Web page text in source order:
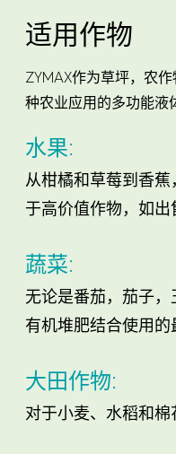
适用作物
ZYMAX作为草坪，农
种农业应用的多功能液
水果:
从柑橘和草莓到香
于高价值作物，如
蔬菜:
无论是番茄，茄子
有机堆肥结合使用
大田作物:
对于小麦、水稻和